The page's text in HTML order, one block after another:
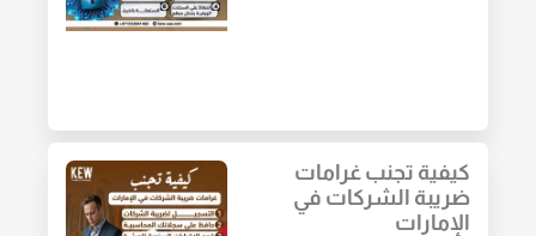
كيفية تجنب غرامات
ضريبة الشركات في
الإمارات